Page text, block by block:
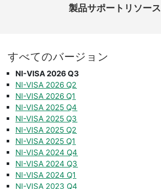
製品​サポート​リソース
すべてのバージョン
NI-VISA 2026 Q3
NI-VISA 2026 Q2
NI-VISA 2026 Q1
NI-VISA 2025 Q4
NI-VISA 2025 Q3
NI-VISA 2025 Q2
NI-VISA 2025 Q1
NI-VISA 2024 Q4
NI-VISA 2024 Q3
NI-VISA 2024 Q1
NI-VISA 2023 Q4